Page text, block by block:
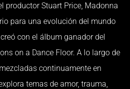
productor Stuart Price, Madonna
para una evolución del mundo
con el álbum ganador del
on a Dance Floor. A lo largo de
continuamente en
temas de amor, trauma,